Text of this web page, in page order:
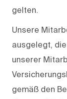
gelten.
Unsere
ausgelegt,
unserer
gemäß den